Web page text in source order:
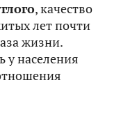
, качество
лет почти
жизни.
у населения